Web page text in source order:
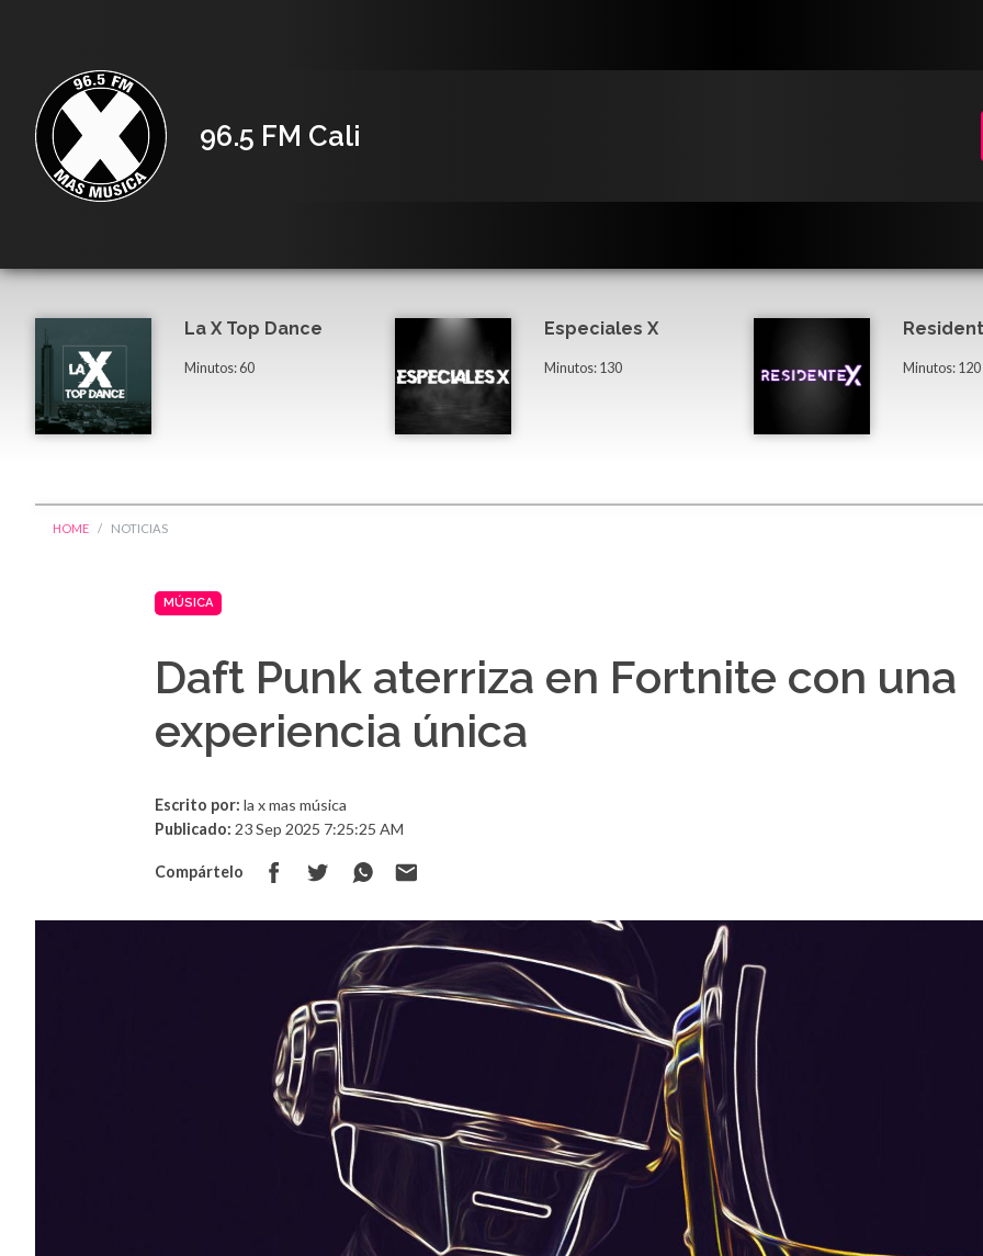
96.5 FM Cali
La X Top Dance
Minutos: 60
Especiales X
Minutos: 130 Minutos: 120
HOME NOTICIAS
MÚSICA
Daft Punk aterriza en Fortnite con una
experiencia única
Escrito por: la x mas música
Publicado: 23 Sep 2025 7:25:25 AM
Compártelo